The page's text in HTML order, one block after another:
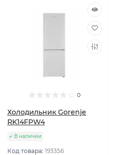
0
Холодильник Gorenje
RK14FPW4
В наличии
Код товара: 193356